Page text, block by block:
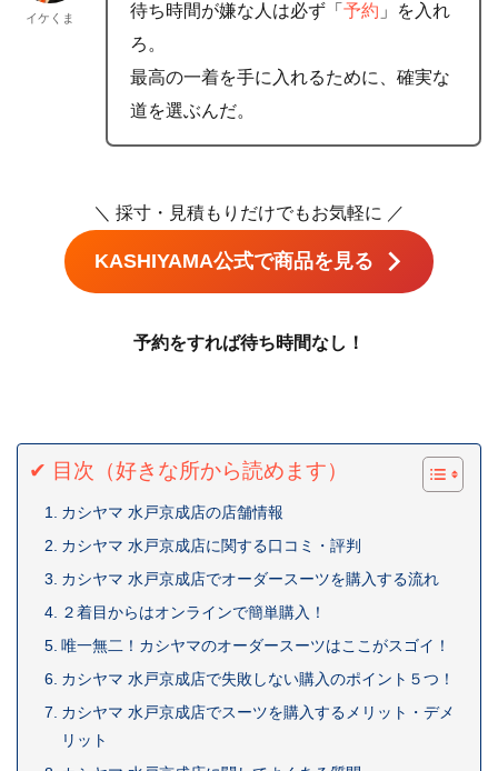
イケくま
待ち時間が嫌な人は必ず「 予約 」を入れ
ろ。
最高の一着を手に入れるために、確実な
道を選ぶんだ。
＼ 採寸・見積もりだけでもお気軽に ／
KASHIYAMA公式で商品を見る
予約をすれば待ち時間なし！
✔ 目次（好きな所から読めます）
カシヤマ 水戸京成店の店舗情報
カシヤマ 水戸京成店に関する口コミ・評判
カシヤマ 水戸京成店でオーダースーツを購入する流れ
２着目からはオンラインで簡単購入！
唯一無二！カシヤマのオーダースーツはここがスゴイ！
カシヤマ 水戸京成店で失敗しない購入のポイント５つ！
カシヤマ 水戸京成店でスーツを購入するメリット・デメ
リット